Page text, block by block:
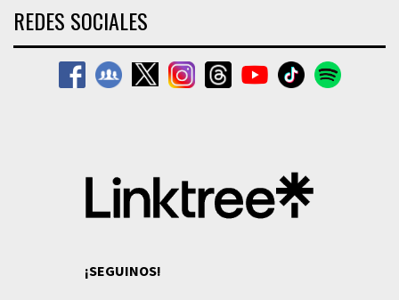
REDES SOCIALES
¡SEGUINOS!